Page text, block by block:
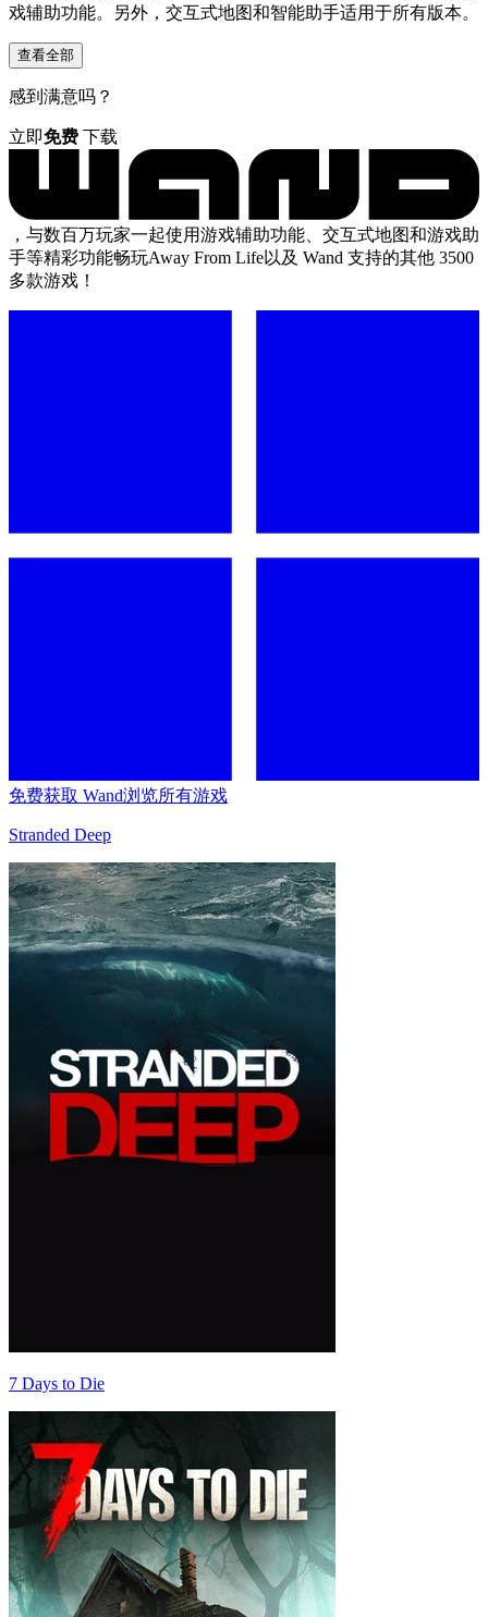
戏辅助功能。另外，交互式地图和智能助手适用于所有版本。
查看全部
感到满意吗？
立即免费 下载
，与数百万玩家一起使用游戏辅助功能、交互式地图和游戏助
手等精彩功能畅玩Away From Life以及 Wand 支持的其他 3500
多款游戏！
免费获取 Wand浏览所有游戏
Stranded Deep
7 Days to Die